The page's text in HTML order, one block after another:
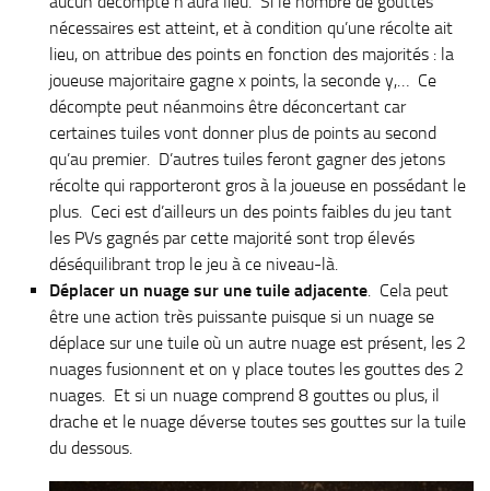
nécessaires est atteint, et à condition qu’une récolte ait
lieu, on attribue des points en fonction des majorités : la
joueuse majoritaire gagne x points, la seconde y,… Ce
décompte peut néanmoins être déconcertant car
certaines tuiles vont donner plus de points au second
qu’au premier. D’autres tuiles feront gagner des jetons
récolte qui rapporteront gros à la joueuse en possédant le
plus. Ceci est d’ailleurs un des points faibles du jeu tant
les PVs gagnés par cette majorité sont trop élevés
déséquilibrant trop le jeu à ce niveau-là.
Déplacer un nuage sur une tuile adjacente. Cela peut
être une action très puissante puisque si un nuage se
déplace sur une tuile où un autre nuage est présent, les 2
nuages fusionnent et on y place toutes les gouttes des 2
nuages. Et si un nuage comprend 8 gouttes ou plus, il
drache et le nuage déverse toutes ses gouttes sur la tuile
du dessous.